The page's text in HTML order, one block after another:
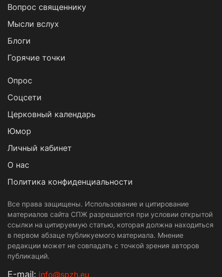
Вопрос священнику
Мысли вслух
Блоги
Горячие точки
Опрос
Cоцсети
Церковный календарь
Юмор
Личный кабинет
О нас
Политика конфиденциальности
Все права защищены. Использование и цитирование
материалов сайта СПЖ разрешается при условии открытой
ссылки на цитируемую статью, которая должна находиться
в первом абзаце публикуемого материала. Мнение
редакции может не совпадать с точкой зрения авторов
публикаций.
Е-mail: info@spzh.eu